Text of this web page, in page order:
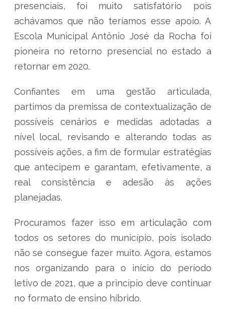
presenciais, foi muito satisfatório pois
achávamos que não teríamos esse apoio. A
Escola Municipal Antônio José da Rocha foi
pioneira no retorno presencial no estado a
retornar em 2020.
Confiantes em uma gestão articulada,
partimos da premissa de contextualização de
possíveis cenários e medidas adotadas a
nível local, revisando e alterando todas as
possíveis ações, a fim de formular estratégias
que antecipem e garantam, efetivamente, a
real consistência e adesão às ações
planejadas.
Procuramos fazer isso em articulação com
todos os setores do município, pois isolado
não se consegue fazer muito. Agora, estamos
nos organizando para o início do período
letivo de 2021, que a princípio deve continuar
no formato de ensino híbrido.